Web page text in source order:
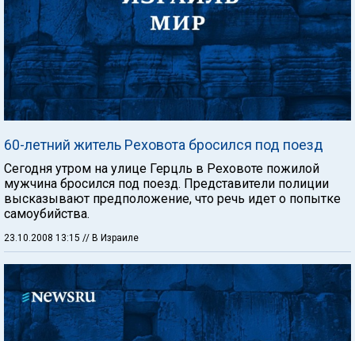
60-летний житель Реховота бросился под поезд
Сегодня утром на улице Герцль в Реховоте пожилой
мужчина бросился под поезд. Представители полиции
высказывают предположение, что речь идет о попытке
самоубийства.
23.10.2008 13:15 // В Израиле